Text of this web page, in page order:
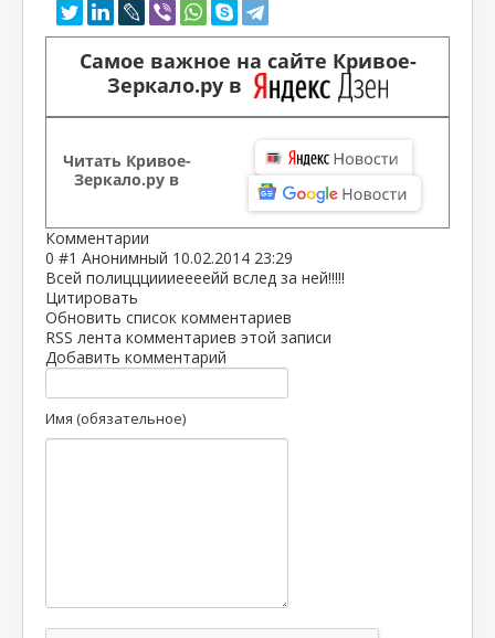
Самое важное на сайте Кривое-
Зеркало.ру в
Читать Кривое-
Зеркало.ру в
Комментарии
0 #1 Анонимный 10.02.2014 23:29
Всей полиццциииеееейй вслед за ней!!!!!
Цитировать
Обновить список комментариев
RSS лента комментариев этой записи
Добавить комментарий
Имя (обязательное)